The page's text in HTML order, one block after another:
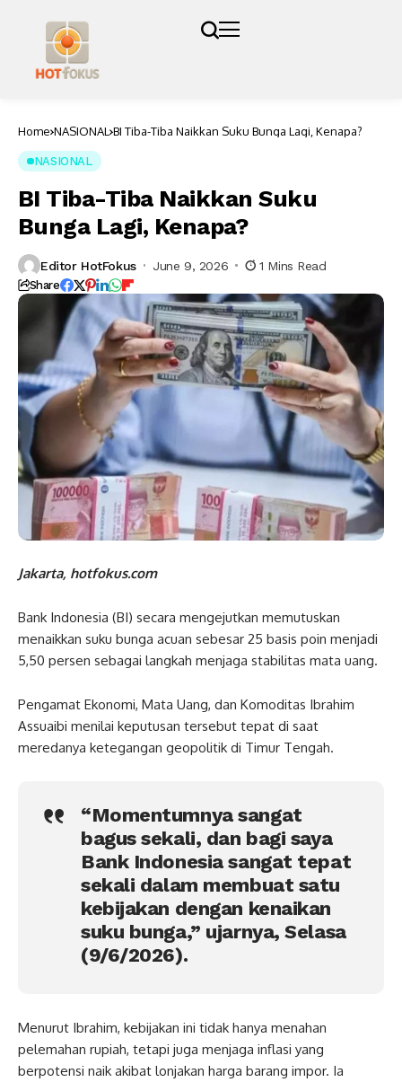
Home NASIONAL BI Tiba-Tiba Naikkan Suku Bunga Lagi, Kenapa?
NASIONAL
BI Tiba-Tiba Naikkan Suku
Bunga Lagi, Kenapa?
Editor HotFokus June 9, 2026 1 Mins Read
Share
Jakarta, hotfokus.com
Bank Indonesia (BI) secara mengejutkan memutuskan
menaikkan suku bunga acuan sebesar 25 basis poin menjadi
5,50 persen sebagai langkah menjaga stabilitas mata uang.
Pengamat Ekonomi, Mata Uang, dan Komoditas Ibrahim
Assuaibi menilai keputusan tersebut tepat di saat
meredanya ketegangan geopolitik di Timur Tengah.
“Momentumnya sangat
bagus sekali, dan bagi saya
Bank Indonesia sangat tepat
sekali dalam membuat satu
kebijakan dengan kenaikan
suku bunga,” ujarnya, Selasa
(9/6/2026).
Menurut Ibrahim, kebijakan ini tidak hanya menahan
pelemahan rupiah, tetapi juga menjaga inflasi yang
berpotensi naik akibat lonjakan harga barang impor. Ia